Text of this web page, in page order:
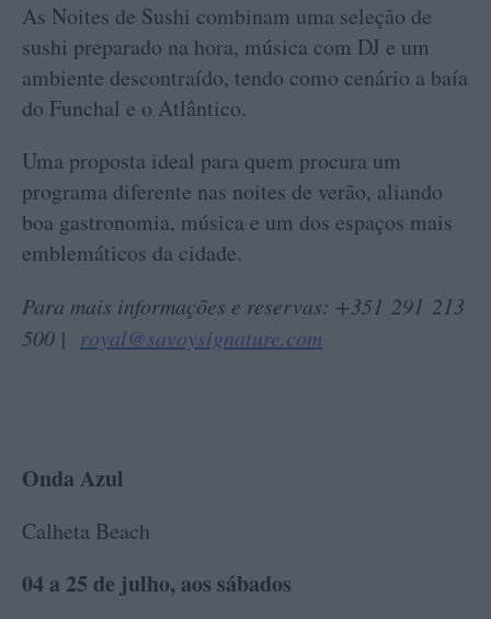
As Noites de Sushi combinam uma seleção de
sushi preparado na hora, música com DJ e um
ambiente descontraído, tendo como cenário a baía
do Funchal e o Atlântico.
Uma proposta ideal para quem procura um
programa diferente nas noites de verão, aliando
boa gastronomia, música e um dos espaços mais
emblemáticos da cidade.
Para mais informações e reservas: +351 291 213
500 | royal@savoysignature.com
Onda Azul
Calheta Beach
04 a 25 de julho, aos sábados